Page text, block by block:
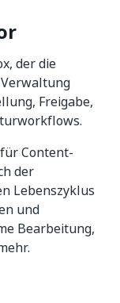
der die
Freigabe,
Content-
der
Lebenszyklus
und
Bearbeitung,